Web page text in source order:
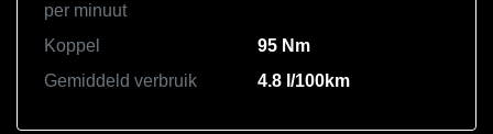
per minuut
Koppel
95 Nm
Gemiddeld verbruik
4.8 l/100km